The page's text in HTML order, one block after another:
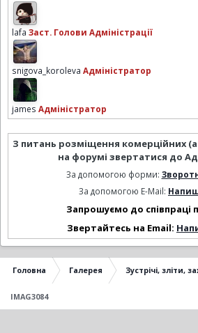
lafa Заст. Голови Адміністрації
snigova_koroleva Адміністратор
james Адміністратор
З питань розміщення комерційних
на форумі звертатися до
За допомогою форми:
За допомогою E-Mail:
Запрошуємо до співпраці
Звертайтесь на Email:
Головна Галерея Зустрічі, зліти,
IMAG3084